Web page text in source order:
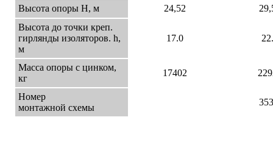
Высота опоры Н, м 24,52
Высота до точки креп.
гирлянды изоляторов. h,
м
17.0
Масса опоры с цинком,
кг
17402
Номер
монтажной схемы